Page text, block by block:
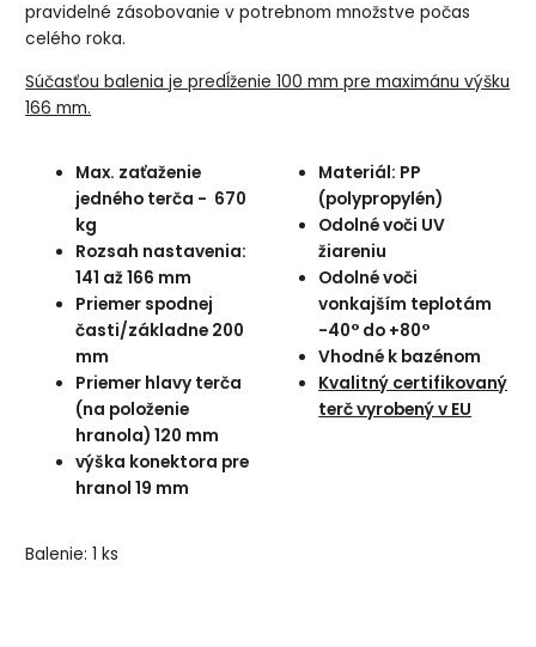
pravidelné zásobovanie v potrebnom množstve počas
celého roka.
Súčasťou balenia je predĺženie 100 mm pre maximánu výšku
166 mm.
Max. zaťaženie
jedného terča - 670
kg
Rozsah nastavenia:
141 až 166 mm
Priemer spodnej
časti/základne 200
mm
Priemer hlavy terča
(na položenie
hranola) 120 mm
výška konektora pre
hranol 19 mm
Materiál: PP
(polypropylén)
Odolné voči UV
žiareniu
Odolné voči
vonkajším teplotám
-40° do +80°
Vhodné k bazénom
Kvalitný certifikovaný
terč vyrobený v EU
Balenie: 1 ks